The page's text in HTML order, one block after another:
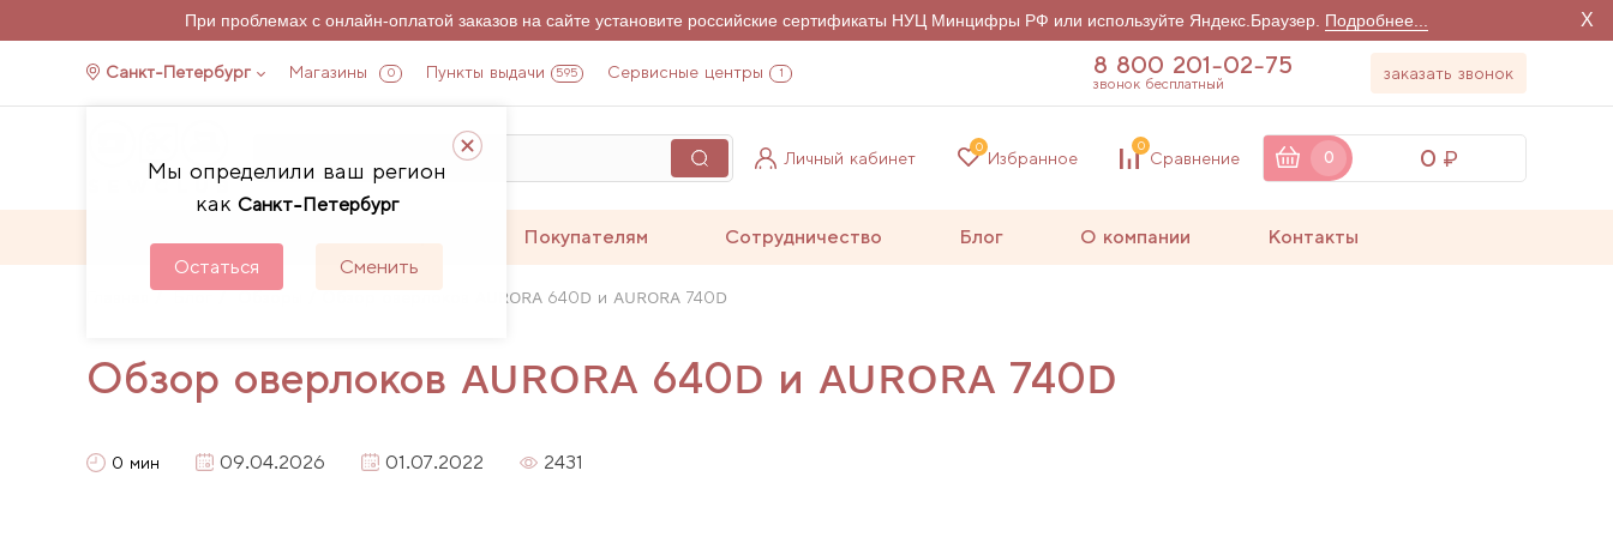
При проблемах с онлайн-оплатой заказов на сайте установите российские сертификаты НУЦ Минцифры РФ или используйте Яндекс.Браузер. Подробнее... X
Санкт-Петербург Магазины 0 Пункты выдачи 595 Сервисные центры 1
Мы определили ваш регион
как Санкт-Петербург
Остаться Сменить
8 800 201-02-75
звонок бесплатный
заказать звонок
Личный кабинет Избранное
0
Сравнение
0
0 0
Покупателям Сотрудничество Блог О компании Контакты
Блог Обзоры Обзор оверлоков AURORA 640D и AURORA 740D
Обзор оверлоков AURORA 640D и AURORA 740D
0 мин 09.04.2026 01.07.2022 2431